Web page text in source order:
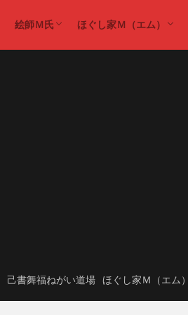
絵師Ｍ氏
絵画販売
ほぐし家Ｍ（エム）
ダイエット
ほぐし家Ｍ（エム）
己書舞福ねがい道場 ほぐし家Ｍ（エム）